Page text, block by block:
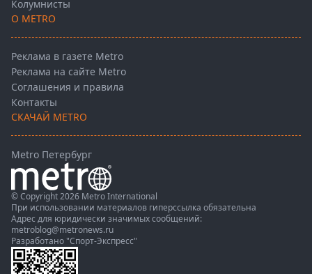
Колумнисты
О METRO
Реклама в газете Metro
Реклама на сайте Metro
Соглашения и правила
Контакты
СКАЧАЙ METRO
Metro Петербург
© Copyright 2026 Metro International
При использовании материалов гиперссылка обязательна
Адрес для юридически значимых сообщений:
metroblog@metronews.ru
Разработано "Спорт-Экспресс"